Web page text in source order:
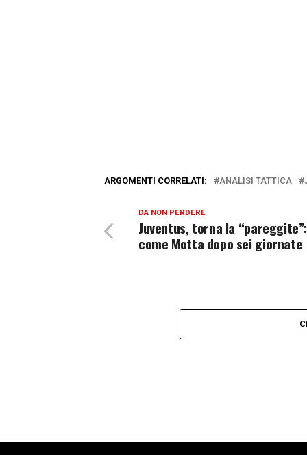
ARGOMENTI CORRELATI: ANALISI TATTICA
DA NON PERDERE
Juventus, torna la
come Motta dopo sei giornate